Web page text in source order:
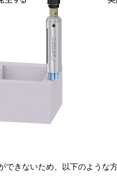
きないため、以下のような